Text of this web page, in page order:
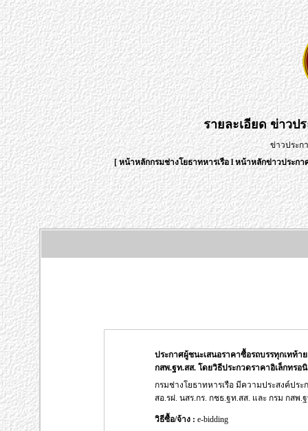
รายละเอียดข่าวป
ข่าวประก
[หน้าหลักกรมช่างโยธาทหารเรือlหน้าหลักข่าวประกา
ประกาศผู้ชนะเสนอราคาซื้อรถบรรทุกเทท้า
กสพ.ฐท.สส. โดยวิธีประกวดราคาอิเล็กทรอ
กรมช่างโยธาทหารเรือ มีความประสงค์ปร
สอ.รฝ. นสร.กร. กชธ.ฐท.สส. และ กรม กสพ.
วิธีซื้อ/จ้าง : e-bidding